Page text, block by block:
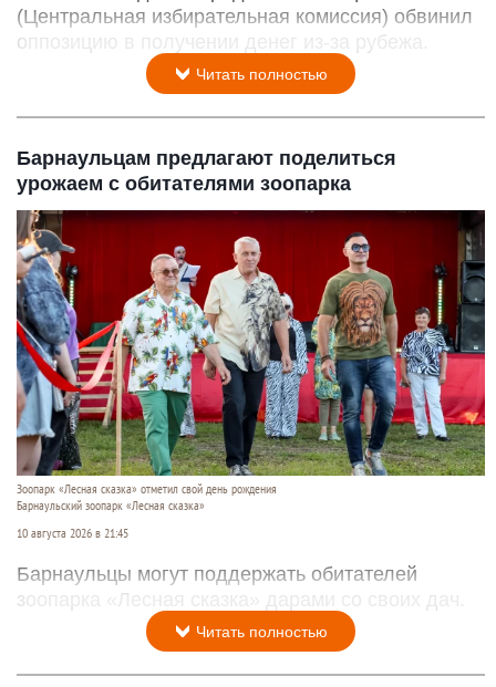
(Центральная избирательная комиссия) обвинил
оппозицию в получении денег из-за рубежа.
Читать полностью
Барнаульцам предлагают поделиться
урожаем с обитателями зоопарка
Зоопарк «Лесная сказка» отметил свой день рождения
Барнаульский зоопарк «Лесная сказка»
10 августа 2026 в 21:45
Барнаульцы могут поддержать обитателей
зоопарка «Лесная сказка» дарами со своих дач.
Читать полностью